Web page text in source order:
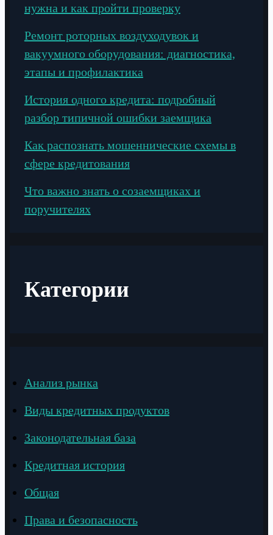
нужна и как пройти проверку
Ремонт роторных воздуходувок и
вакуумного оборудования: диагностика,
этапы и профилактика
История одного кредита: подробный
разбор типичной ошибки заемщика
Как распознать мошеннические схемы в
сфере кредитования
Что важно знать о созаемщиках и
поручителях
Категории
Анализ рынка
Виды кредитных продуктов
Законодательная база
Кредитная история
Общая
Права и безопасность